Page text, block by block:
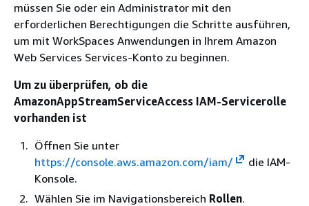
müssen Sie oder ein Administrator mit den
erforderlichen Berechtigungen die Schritte ausführen,
um mit WorkSpaces Anwendungen in Ihrem Amazon
Web Services Services-Konto zu beginnen.
Um zu überprüfen, ob die
AmazonAppStreamServiceAccess IAM-Servicerolle
vorhanden ist
Öffnen Sie unter
https://console.aws.amazon.com/iam/
die IAM-
Konsole.
Wählen Sie im Navigationsbereich Rollen.